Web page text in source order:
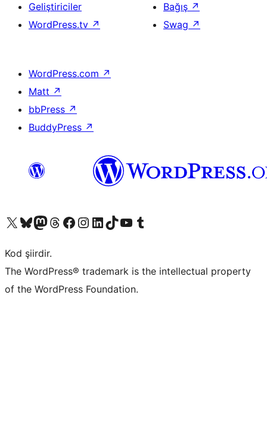
Geliştiriciler
WordPress.tv ↗
Bağış ↗
Swag ↗
WordPress.com ↗
Matt ↗
bbPress ↗
BuddyPress ↗
X (eski Twitter) hesabımıza bakın
Bluesky hesabımızı ziyaret edinMastodon hesabımızı ziyaret edinThreads hesabımızı ziyaret edinFacebook sayfamızı ziyaret edinInstagram hesabımızı ziyaret edinLinkedIn hesabımızı ziyaret edinTikTok hesabımızı ziyaret edinYouTube kanalımızı ziyaret edinTumblr hesabımızı ziyaret edin
Kod şiirdir.
The WordPress® trademark is the intellectual property
of the WordPress Foundation.